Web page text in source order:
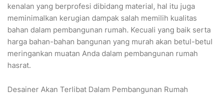
kenalan yang berprofesi dibidang material, hal itu juga
meminimalkan kerugian dampak salah memilih kualitas
bahan dalam pembangunan rumah. Kecuali yang baik serta
harga bahan-bahan bangunan yang murah akan betul-betul
meringankan muatan Anda dalam pembangunan rumah
hasrat.
Desainer Akan Terlibat Dalam Pembangunan Rumah